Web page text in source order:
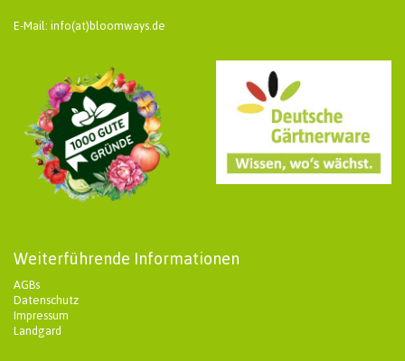
E-Mail: info(at)bloomways.de
Weiterführende Informationen
AGBs
Datenschutz
Impressum
Landgard